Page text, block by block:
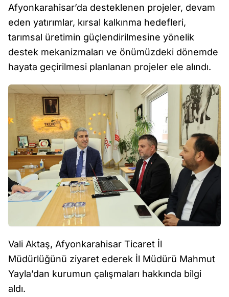
Afyonkarahisar’da desteklenen projeler, devam
eden yatırımlar, kırsal kalkınma hedefleri,
tarımsal üretimin güçlendirilmesine yönelik
destek mekanizmaları ve önümüzdeki dönemde
hayata geçirilmesi planlanan projeler ele alındı.
Vali Aktaş, Afyonkarahisar Ticaret İl
Müdürlüğünü ziyaret ederek İl Müdürü Mahmut
Yayla’dan kurumun çalışmaları hakkında bilgi
aldı.